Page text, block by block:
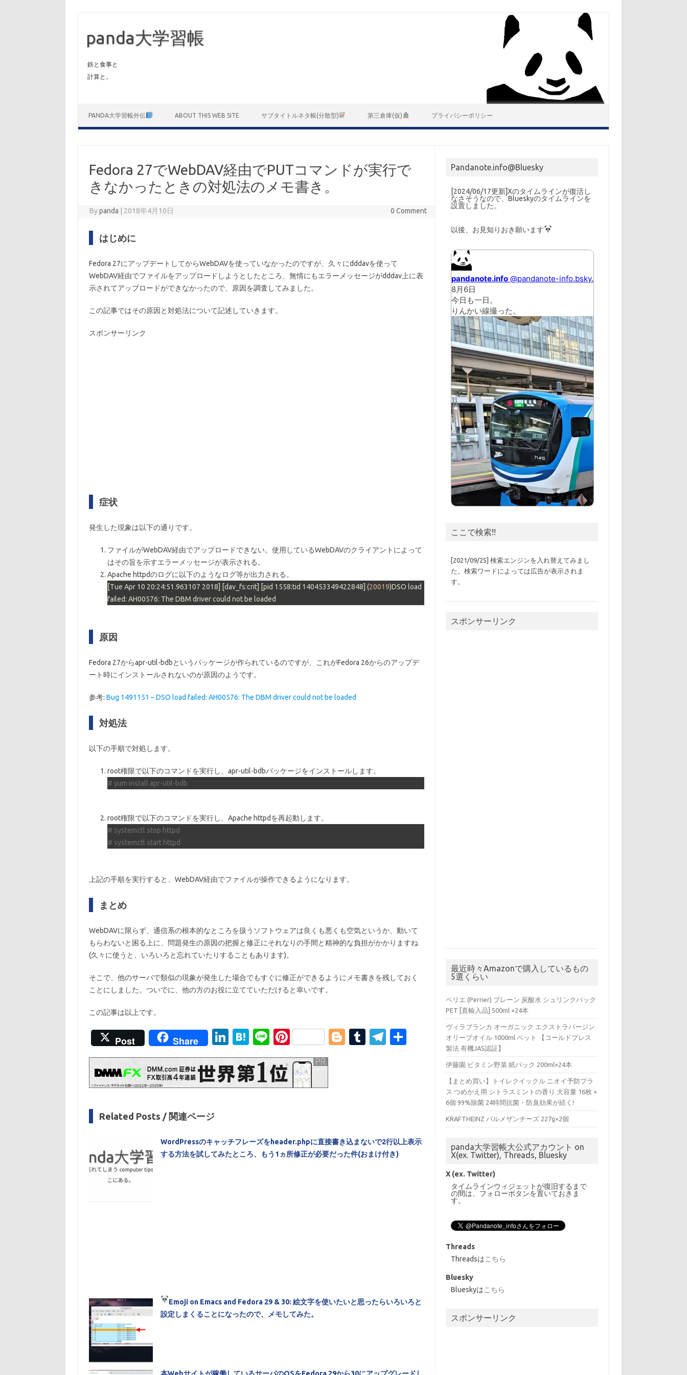
panda大学習帳
鉄と食事と
計算と。
PANDA大学習帳外伝 ABOUT THIS WEB SITE サブタイトルネタ帳(分散型) 第三倉庫(仮) プライバシーポリシー
Fedora 27でWebDAV経由でPUTコマンドが実行で
きなかったときの対処法のメモ書き。
Bypanda 2018年4月10日 0 Comment
はじめに
Fedora 27にアップデートしてからWebDAVを使っていなかったのですが、久々にdddavを使って
WebDAV経由でファイルをアップロードしようとしたところ、無情にもエラーメッセージがdddav上に表
示されてアップロードができなかったので、原因を調査してみました。
この記事ではその原因と対処法について記述していきます。
スポンサーリンク
症状
発生した現象は以下の通りです。
ファイルがWebDAV経由でアップロードできない。使用しているWebDAVのクライアントによって
はその旨を示すエラーメッセージが表示される。
Apache httpdのログに以下のようなログ等が出力される。
[Tue Apr 10 20:24:51.963107 2018] [dav_fs:crit] [pid 1558:tid 140453349422848] (20019)DSO load
failed: AH00576: The DBM driver could not be loaded
原因
Fedora 27からapr-util-bdbというパッケージが作られているのですが、これがFedora 26からのアップデ
ート時にインストールされないのが原因のようです。
参考: Bug 1491151 – DSO load failed: AH00576: The DBM driver could not be loaded
対処法
以下の手順で対処します。
root権限で以下のコマンドを実行し、apr-util-bdbパッケージをインストールします。
# yum install apr-util-bdb
root権限で以下のコマンドを実行し、Apache httpdを再起動します。
# systemctl stop httpd
# systemctl start httpd
上記の手順を実行すると、WebDAV経由でファイルが操作できるようになります。
まとめ
WebDAVに限らず、通信系の根本的なところを扱うソフトウェアは良くも悪くも空気というか、動いて
もらわないと困る上に、問題発生の原因の把握と修正にそれなりの手間と精神的な負担がかかりますね
(久々に使うと、いろいろと忘れていたりすることもあります)。
そこで、他のサーバで類似の現象が発生した場合でもすぐに修正ができるようにメモ書きを残しておく
ことにしました。ついでに、他の方のお役に立てていただけると幸いです。
この記事は以上です。
Post Share
Li
n
k
e
H
at
e
n
Li
n
e
Pi
nt
er
es
Bl
T
T
Related Posts / 関連ページ
WordPressのキャッチフレーズをheader.phpに直接書き込まないで2行以上表示
する方法を試してみたところ、もう1ヵ所修正が必要だった件(おまけ付き)
Emojion Emacs and Fedora 29 & 30: 絵文字を使いたいと思ったらいろいろと
設定しまくることになったので、メモしてみた。
Pandanote.info@Bluesky
[2024/06/17更新]Xのタイムラインが復活し
なさそうなので、Blueskyのタイムラインを
設置しました。
以後、お見知りおき願います
ここで検索!!
[2021/09/25] 検索エンジンを入れ替えてみまし
た。検索ワードによっては広告が表示されま
す。
スポンサーリンク
最近時々Amazonで購入しているもの
5選くらい
ペリエ (Perrier) プレーン 炭酸水 シュリンクパック
PET [直輸入品] 500ml ×24本
ヴィラブランカ オーガニック エクストラバージン
オリーブオイル 1000ml ペット 【コールドプレス
製法 有機JAS認証】
伊藤園 ビタミン野菜 紙パック 200ml×24本
【まとめ買い】トイレクイックル ニオイ予防プラ
ス つめかえ用 シトラスミントの香り 大容量 16枚 ×
6個 99%除菌 24時間抗菌・防臭効果が続く!
KRAFTHEINZ パルメザンチーズ 227g×2個
panda大学習帳大公式アカウント on
X(ex. Twitter), Threads, Bluesky
X (ex. Twitter)
タイムラインウィジェットが復旧するまで
の間は、フォローボタンを置いておきま
す。
Threads
Threadsはこちら
Bluesky
Blueskyはこちら
スポンサーリンク